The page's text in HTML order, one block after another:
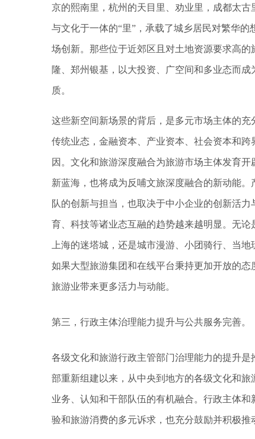
京的熙南里，杭州的天目里、劝业里，成都太
与文化于一体的“里”，承载了城乡居民对繁华
场创新。那些位于近郊区且对土地资源要求高
隆、郑州银基，以大投资、广空间和多业态而
质。
这些新空间新场景的背后，是多元市场主体的
传统业态，金融资本、产业资本、社会资本和
因。文化和旅游深度融合为旅游市场主体发育
新蓝海，也将成为反哺文旅深度融合的新动能
队的创新与担当，也取决于中小企业的创新活
育、科技等诸业态互融的趋势越来越明显。无论
上海的迷塔城，还是城市漫游、小团骑行、当
如果大型旅游集团和在线平台秉持更加开放的
旅游业带来更多活力与动能。
第三，行政主体治理能力提升与公共服务完善。
各级文化和旅游行政主管部门治理能力的提升
部重新组建以来，从中央到地方的各级文化和
业务、认知和干部队伍的有机融合。行政主体
验和旅游消费的多元诉求，也充分鼓励并积极推